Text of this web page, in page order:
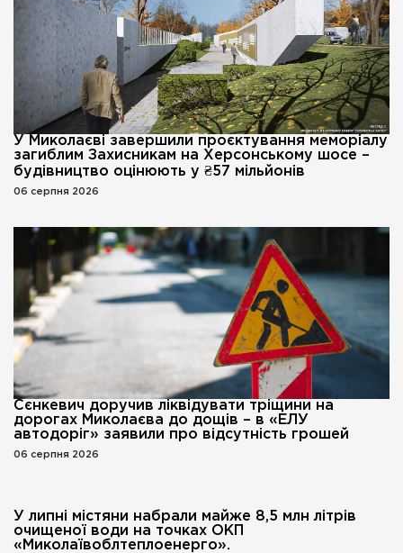
У Миколаєві завершили проєктування меморіалу
загиблим Захисникам на Херсонському шосе –
будівництво оцінюють у ₴57 мільйонів
06 серпня 2026
Сєнкевич доручив ліквідувати тріщини на
дорогах Миколаєва до дощів – в «ЕЛУ
автодоріг» заявили про відсутність грошей
06 серпня 2026
У липні містяни набрали майже 8,5 млн літрів
очищеної води на точках ОКП
«Миколаївоблтеплоенерго».